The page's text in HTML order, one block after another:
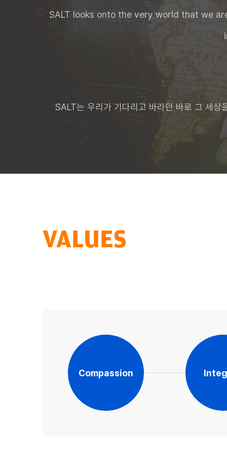
SALT looks onto the very world that we
SALT는 우리가 기다리고 바라던 바로 그 세상
VALUES
Compassion